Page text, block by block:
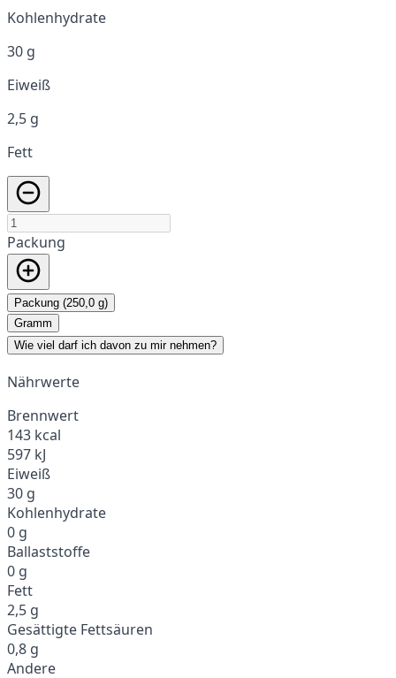
Kohlenhydrate
30 g
Eiweiß
2,5 g
Fett
Packung
Packung (250,0 g)
Gramm
Wie viel darf ich davon zu mir nehmen?
Nährwerte
Brennwert
143 kcal
597 kJ
Eiweiß
30 g
Kohlenhydrate
0 g
Ballaststoffe
0 g
Fett
2,5 g
Gesättigte Fettsäuren
0,8 g
Andere